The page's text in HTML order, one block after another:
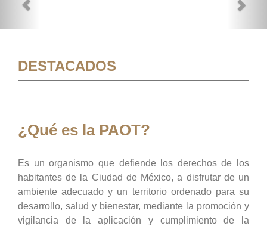
DESTACADOS
¿Qué es la PAOT?
Es un organismo que defiende los derechos de los
habitantes de la Ciudad de México, a disfrutar de un
ambiente adecuado y un territorio ordenado para su
desarrollo, salud y bienestar, mediante la promoción y
vigilancia de la aplicación y cumplimiento de la